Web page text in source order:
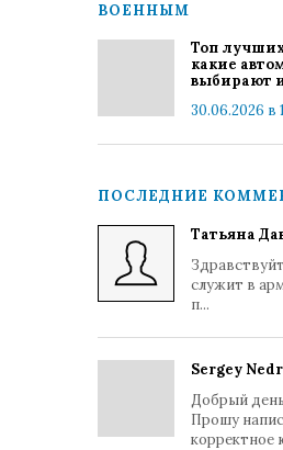
ВОЕННЫМ
Топ
какие
выбирают
30.06.2026 в
ПОСЛЕДНИЕ
Татьяна
служит в
п...
Sergey
Добрый
Прошу
корректное